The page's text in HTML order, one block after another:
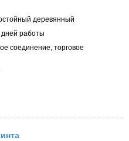
деревянный
работы
соединение, торговое